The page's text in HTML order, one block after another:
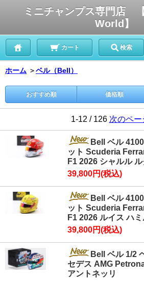
ミニチャンプス専門店
World】
カート 検索
ホーム ＞ベル（Bell）
おすすめ順 価格順
1-12 / 126 次のペー
Bell ベル
ット Scuderia
F1 2026 シャルル
39,800円(税込)
Bell ベル
ット Scuderia
F1 2026 ルイス ハ
39,800円(税込)
Bell ベル 1/2
セデス AMG
アントネッリ